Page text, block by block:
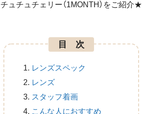
チュチュチェリー（1MONTH）をご紹介★
目 次
レンズスペック
レンズ
スタッフ着画
こんな人におすすめ